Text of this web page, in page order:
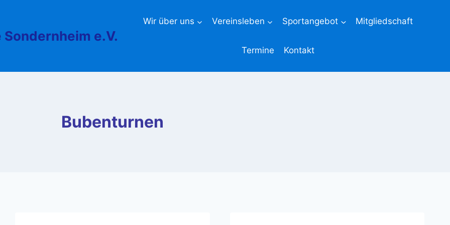
e.V.
Wir über uns Vereinsleben Sportangebot Mitgliedschaft
Termine Kontakt
Bubenturnen